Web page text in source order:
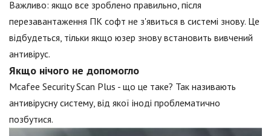
Важливо: якщо все зроблено правильно, після
перезавантаження ПК софт не з'явиться в системі знову. Це
відбудеться, тільки якщо юзер знову встановить вивчений
антивірус.
Якщо нічого не допомогло
Mcafee Security Scan Plus - що це таке? Так називають
антивірусну систему, від якої іноді проблематично
позбутися.